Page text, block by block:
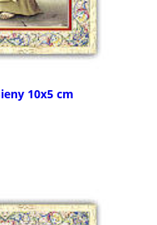
10x5 cm